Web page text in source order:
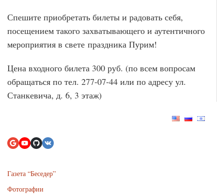
Спешите приобретать билеты и радовать себя,
посещением такого захватывающего и аутентичного
мероприятия в свете праздника Пурим!
Цена входного билета 300 руб. (по всем вопросам
обращаться по тел. 277-07-44 или по адресу ул.
Станкевича, д. 6, 3 этаж)
Газета “Беседер”
Фотографии